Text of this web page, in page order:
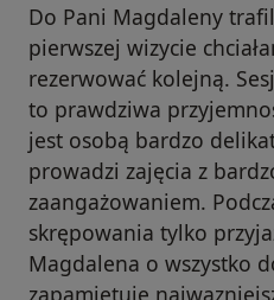
Do Pani Magdaleny
pierwszej wizycie
rezerwować kolejną.
to prawdziwa
jest osobą bardzo
prowadzi zajęcia z
zaangażowaniem.
skrępowania tylko
Magdalena o wszystko
zapamiętuje